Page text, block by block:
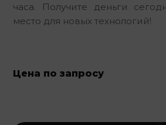
часа. Получите деньги
место для новых технологий!
Цена по запросу